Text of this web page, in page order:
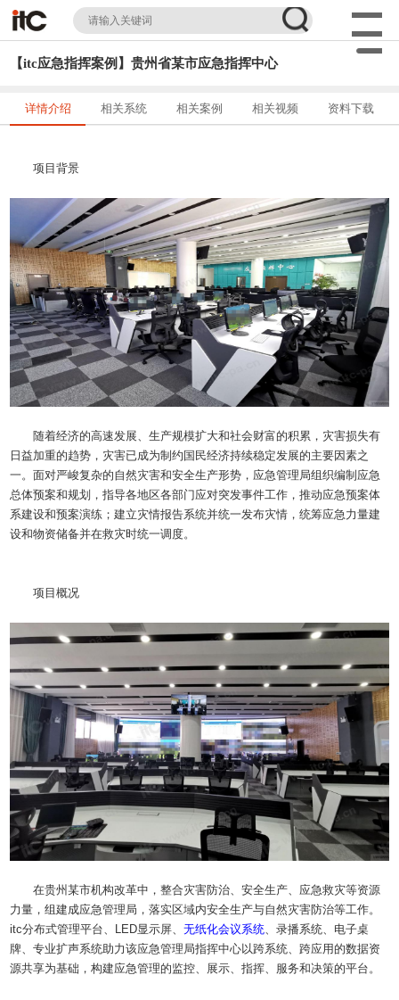
【itc应急指挥案例】贵州省某市应急指挥中心
详情介绍 相关系统 相关案例 相关视频 资料下载
项目背景
随着经济的高速发展、生产规模扩大和社会财富的积累，灾害损失有
日益加重的趋势，灾害已成为制约国民经济持续稳定发展的主要因素之
一。面对严峻复杂的自然灾害和安全生产形势，应急管理局组织编制应急
总体预案和规划，指导各地区各部门应对突发事件工作，推动应急预案体
系建设和预案演练；建立灾情报告系统并统一发布灾情，统筹应急力量建
设和物资储备并在救灾时统一调度。
项目概况
在贵州某市机构改革中，整合灾害防治、安全生产、应急救灾等资源
力量，组建成应急管理局，落实区域内安全生产与自然灾害防治等工作。
itc分布式管理平台、LED显示屏、 无纸化会议系统 、录播系统、电子桌
牌、专业扩声系统助力该应急管理局指挥中心以跨系统、跨应用的数据资
源共享为基础，构建应急管理的监控、展示、指挥、服务和决策的平台。